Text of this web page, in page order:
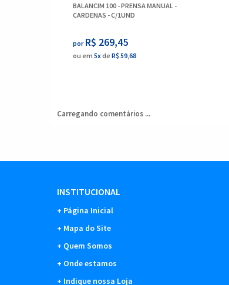
BALANCIM 100 - PRENSA MANUAL -
CARDENAS - C/1UND
por R$ 269,45
ou em 5xde R$ 59,68
Carregando comentários ...
INSTITUCIONAL
Página Inicial
Mapa do Site
Quem Somos
Onde estamos
Indique nossa Loja